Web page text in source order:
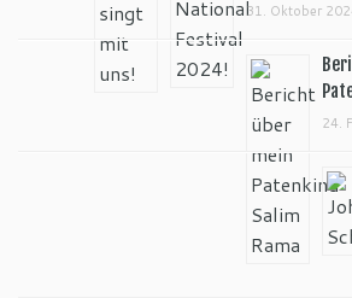
31. Oktober
24.